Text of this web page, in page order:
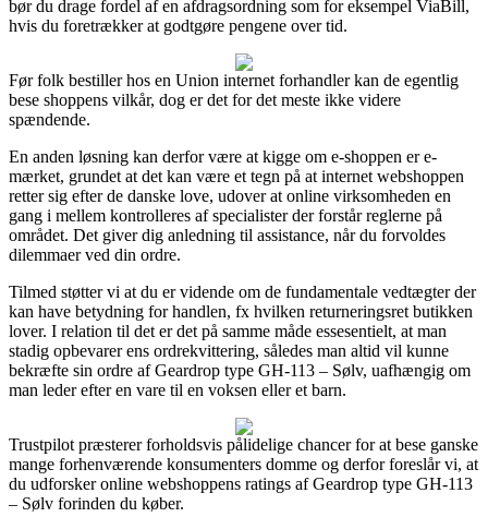
bør du drage fordel af en afdragsordning som for eksempel ViaBill,
hvis du foretrækker at godtgøre pengene over tid.
Før folk bestiller hos en Union internet forhandler kan de egentlig
bese shoppens vilkår, dog er det for det meste ikke videre
spændende.
En anden løsning kan derfor være at kigge om e-shoppen er e-
mærket, grundet at det kan være et tegn på at internet webshoppen
retter sig efter de danske love, udover at online virksomheden en
gang i mellem kontrolleres af specialister der forstår reglerne på
området. Det giver dig anledning til assistance, når du forvoldes
dilemmaer ved din ordre.
Tilmed støtter vi at du er vidende om de fundamentale vedtægter der
kan have betydning for handlen, fx hvilken returneringsret butikken
lover. I relation til det er det på samme måde essesentielt, at man
stadig opbevarer ens ordrekvittering, således man altid vil kunne
bekræfte sin ordre af Geardrop type GH-113 – Sølv, uafhængig om
man leder efter en vare til en voksen eller et barn.
Trustpilot præsterer forholdsvis pålidelige chancer for at bese ganske
mange forhenværende konsumenters domme og derfor foreslår vi, at
du udforsker online webshoppens ratings af Geardrop type GH-113
– Sølv forinden du køber.